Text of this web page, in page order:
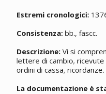
Estremi cronologici:
Consistenza:bb., fascc.
Descrizione:Vi si
lettere di cambio, ricevute
ordini di cassa, ricordanze.
La documentazione è